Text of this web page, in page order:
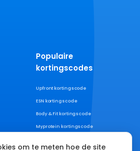
Populaire
kortingscodes
Upfront kortingscode
ESN kortingscode
Body & Fit kortingscode
Myprotein kortingscode
om te meten hoe de site